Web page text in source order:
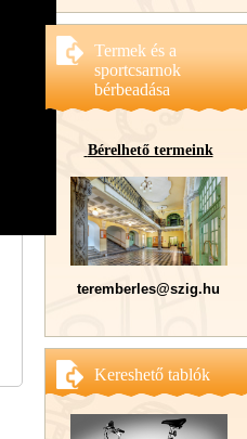
Termek és a
sportcsarnok
bérbeadása
Bérelhető termeink
teremberles@szig.hu
Kereshető tablók